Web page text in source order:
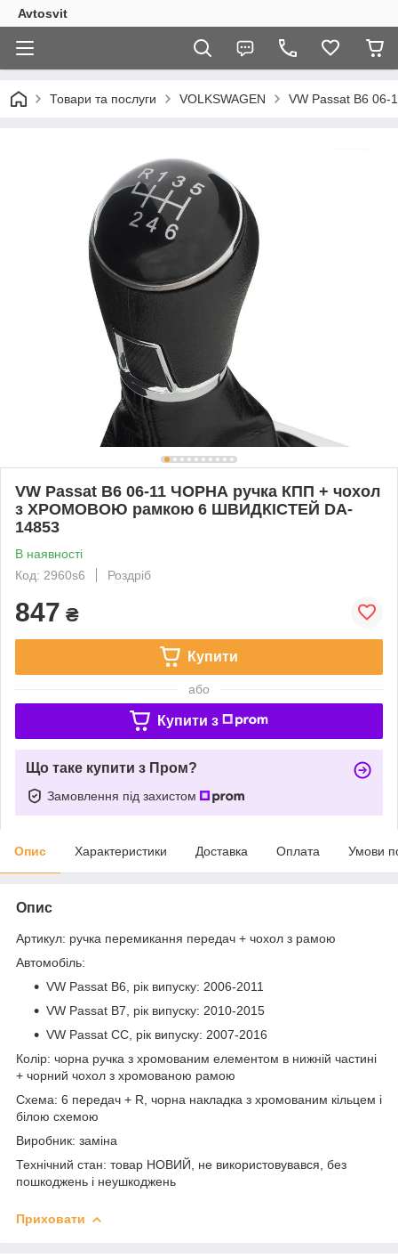
Avtosvit
Товари та послуги VOLKSWAGEN VW Passat B6
VW Passat B6 06-11 ЧОРНА ручка КПП + чохол
з ХРОМОВОЮ рамкою 6 ШВИДКІСТЕЙ DA-
14853
В наявності
Код: 2960s6
Роздріб
847 ₴
Купити
або
Купити з
Що таке купити з Пром?
Замовлення під захистом
Опис Характеристики Доставка Оплата Умови
Опис
Артикул: ручка перемикання передач + чохол з рамою
Автомобіль:
VW Passat B6, рік випуску: 2006-2011
VW Passat B7, рік випуску: 2010-2015
VW Passat CC, рік випуску: 2007-2016
Колір: чорна ручка з хромованим елементом в нижній частині
+ чорний чохол з хромованою рамою
Схема: 6 передач + R, чорна накладка з хромованим кільцем і
білою схемою
Виробник: заміна
Технічний стан: товар НОВИЙ, не використовувався, без
пошкоджень і неушкоджень
Приховати